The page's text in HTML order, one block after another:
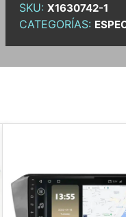
SKU: X1630742-1
CATEGORÍAS: